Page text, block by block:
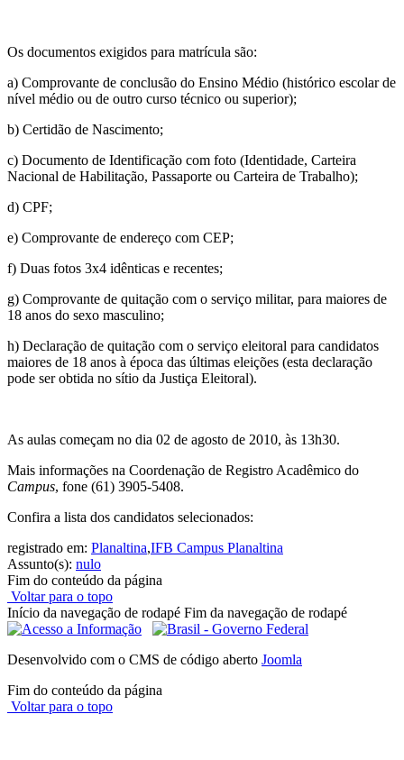
Os documentos exigidos para matrícula são:
a) Comprovante de conclusão do Ensino Médio (histórico escolar de
nível médio ou de outro curso técnico ou superior);
b) Certidão de Nascimento;
c) Documento de Identificação com foto (Identidade, Carteira
Nacional de Habilitação, Passaporte ou Carteira de Trabalho);
d) CPF;
e) Comprovante de endereço com CEP;
f) Duas fotos 3x4 idênticas e recentes;
g) Comprovante de quitação com o serviço militar, para maiores de
18 anos do sexo masculino;
h) Declaração de quitação com o serviço eleitoral para candidatos
maiores de 18 anos à época das últimas eleições (esta declaração
pode ser obtida no sítio da Justiça Eleitoral).
As aulas começam no dia 02 de agosto de 2010, às 13h30.
Mais informações na Coordenação de Registro Acadêmico do
Campus, fone (61) 3905-5408.
Confira a lista dos candidatos selecionados:
registrado em: Planaltina,IFB Campus Planaltina
Assunto(s): nulo
Fim do conteúdo da página
Voltar para o topo
Início da navegação de rodapé Fim da navegação de rodapé
Desenvolvido com o CMS de código aberto Joomla
Fim do conteúdo da página
Voltar para o topo